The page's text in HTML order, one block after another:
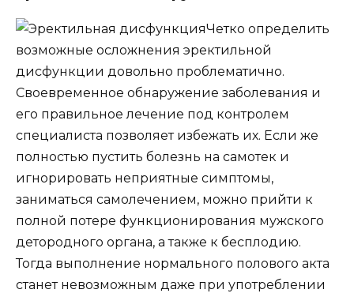
Четко определить
возможные осложнения эректильной
дисфункции довольно проблематично.
Своевременное обнаружение заболевания и
его правильное лечение под контролем
специалиста позволяет избежать их. Если же
полностью пустить болезнь на самотек и
игнорировать неприятные симптомы,
заниматься самолечением, можно прийти к
полной потере функционирования мужского
детородного органа, а также к бесплодию.
Тогда выполнение нормального полового акта
станет невозможным даже при употреблении